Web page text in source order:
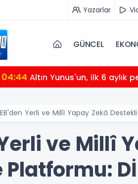
Yazarlar
GÜNCEL
04:44 Altın Yunus'un, ilk 6 aylık
Yerli ve Millî Yapay Zekâ
ve Millî